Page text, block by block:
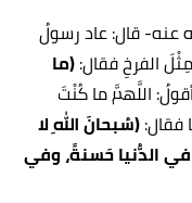
عنه- قال: عاد رسولُ
الفرخِ فقال:(ما
اللَّهمَّ ما كُنْتَ
فقال:(سُبحانَ اللهِ لا
الدُّنيا حَسنةً، وفي